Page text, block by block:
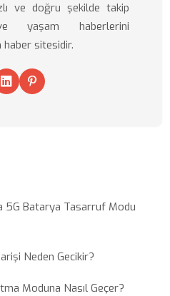
ve doğru şekilde takip
yaşam haberlerini
haber sitesidir.
5G Batarya Tasarruf Modu
Neden Gecikir?
Moduna Nasıl Geçer?